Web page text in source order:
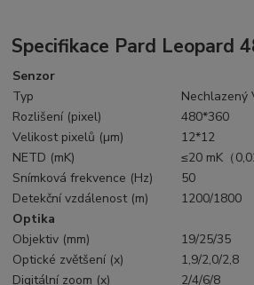
Specifikace Pard Leopard
Senzor
Typ
Nechlazený
Rozlišení (pixel)
480*360
Velikost pixelů (µm)
12*12
NETD (mK)
≤20 mK（
Snímková frekvence (Hz)
50
Detekční vzdálenost (m)
1200/1800
Optika
Objektiv (mm)
19/25/35
Optické zvětšení (x)
1,9/2,0/2,8
Digitální zoom (x)
2/4/6/8